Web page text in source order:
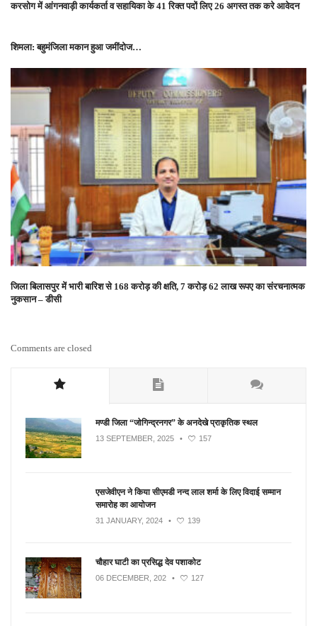
करसोग में आंगनवाड़ी कार्यकर्ता व सहायिका के 41 रिक्त पदों लिए 26 अगस्त तक करे आवेदन
शिमला: बहुमंजिला मकान हुआ जमींदोज…
जिला बिलासपुर में भारी बारिश से 168 करोड़ की क्षति, 7 करोड़ 62 लाख रूपए का संरचनात्मक
नुकसान – डीसी
Comments are closed
मण्डी जिला “जोगिन्द्रनगर” के अनदेखे प्राकृतिक स्थल
13 SEPTEMBER, 2025 • 157
एसजेवीएन ने किया सीएमडी नन्‍द लाल शर्मा के लिए विदाई सम्मान
समारोह का आयोजन
31 JANUARY, 2024 • 139
चौहार घाटी का प्रसिद्ध देव पशाकोट
06 DECEMBER, 202 • 127